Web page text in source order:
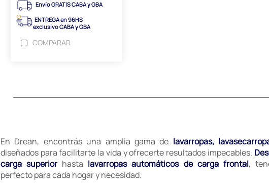
Envío GRATIS CABA y GBA
ENTREGA en 96HS
exclusivo CABA y GBA
COMPARAR
En Drean, encontrás una amplia gama de lavarropas,
diseñados para facilitarte la vida y ofrecerte resultados impecables.
carga superior hasta lavarropas automáticos de carga frontal,
perfecto para cada hogar y necesidad.